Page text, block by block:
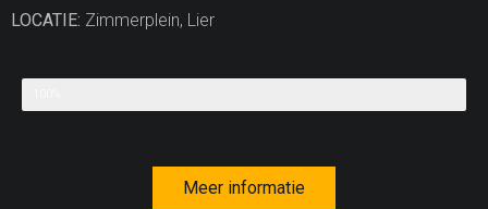
LOCATIE: Zimmerplein, Lier
Meer informatie